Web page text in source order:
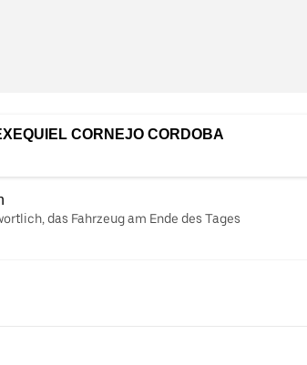
CORNEJO CORDOBA
das Fahrzeug am Ende des Tages